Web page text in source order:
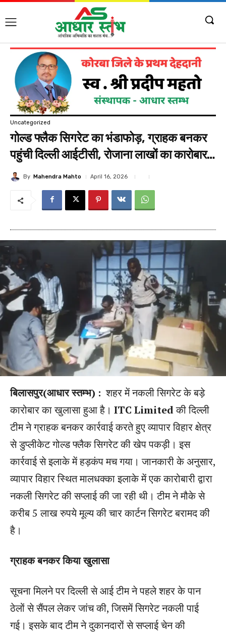
Uncategorized
गोल्ड फ्लैक सिगरेट का भंडाफोड़, ग्राहक बनकर
पहुंची दिल्ली आईटीसी, रोजाना लाखों का कारोबार…
By Mahendra Mahto April 16, 2026
बिलासपुर(आधार स्तम्भ) : शहर में नकली सिगरेट के बड़े
कारोबार का खुलासा हुआ है। ITC Limitedकी दिल्ली
टीम ने ग्राहक बनकर कार्रवाई करते हुए व्यापार विहार क्षेत्र
से डुप्लीकेट गोल्ड फ्लैक सिगरेट की खेप पकड़ी। इस
कार्रवाई से इलाके में हड़कंप मच गया। जानकारी के अनुसार,
व्यापार विहार स्थित मालधक्का इलाके में एक कारोबारी द्वारा
नकली सिगरेट की सप्लाई की जा रही थी। टीम ने मौके से
करीब 5 लाख रुपये मूल्य की चार कार्टन सिगरेट बरामद की
है।
ग्राहक बनकर किया खुलासा
सूचना मिलने पर दिल्ली से आई टीम ने पहले शहर के पान
ठेलों से सैंपल लेकर जांच की, जिसमें सिगरेट नकली पाई
गई। इसके बाद टीम ने दुकानदारों से सप्लाई चेन की